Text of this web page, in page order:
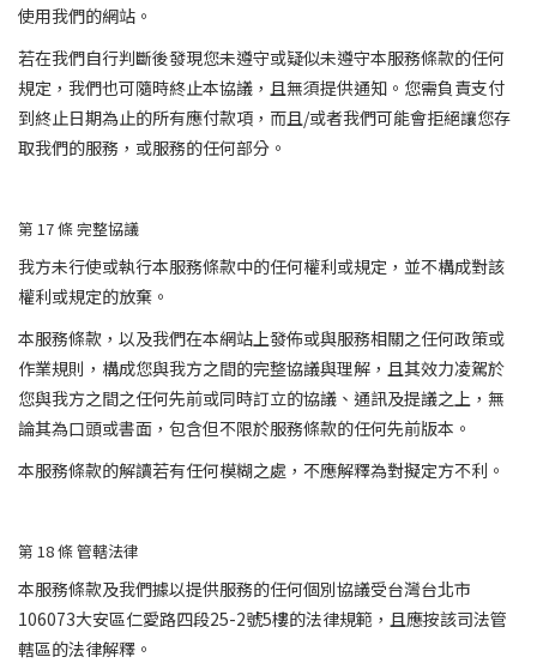
使用我們的網站。
若在我們自行判斷後發現您未遵守或疑似未遵守本服務條款的任何
規定，我們也可隨時終止本協議，且無須提供通知。您需負責支付
到終止日期為止的所有應付款項，而且/或者我們可能會拒絕讓您存
取我們的服務，或服務的任何部分。
第 17條完整協議
我方未行使或執行本服務條款中的任何權利或規定，並不構成對該
權利或規定的放棄。
本服務條款，以及我們在本網站上發佈或與服務相關之任何政策或
作業規則，構成您與我方之間的完整協議與理解，且其效力凌駕於
您與我方之間之任何先前或同時訂立的協議、通訊及提議之上，無
論其為口頭或書面，包含但不限於服務條款的任何先前版本。
本服務條款的解讀若有任何模糊之處，不應解釋為對擬定方不利。
第 18條管轄法律
本服務條款及我們據以提供服務的任何個別協議受台灣台北市
106073大安區仁愛路四段25-2號5樓的法律規範，且應按該司法管
轄區的法律解釋。